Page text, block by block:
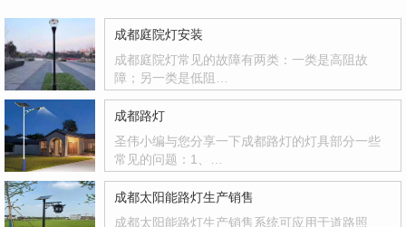
成都庭院灯安装
成都庭院灯常见的故障有两类：一类是高阻故
障；另一类是低阻…
成都路灯
圣伟小编与您分享一下成都路灯的灯具部分一些
常见的问题：1、…
成都太阳能路灯生产销售
成都太阳能路灯生产销售系统可应用于道路照